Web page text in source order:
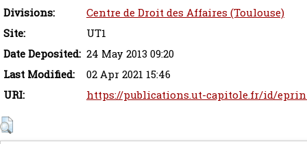
Divisions:
Centre de Droit des Affaires (Toulouse)
Site:
UT1
Date Deposited: 24 May 2013 09:20
Last Modified:
02 Apr 2021 15:46
URI:
https://publications.ut-capitole.fr/id/